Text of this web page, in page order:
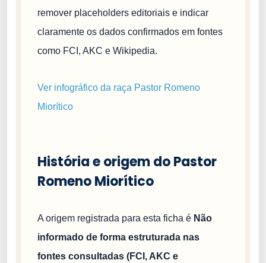
remover placeholders editoriais e indicar
claramente os dados confirmados em fontes
como FCI, AKC e Wikipedia.
Ver infográfico da raça Pastor Romeno
Miorítico
História e origem do Pastor
Romeno Miorítico
A origem registrada para esta ficha é Não
informado de forma estruturada nas
fontes consultadas (FCI, AKC e